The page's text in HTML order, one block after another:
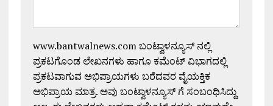
www.bantwalnews.com ಬಂಟ್ವಾಳನ್ಯೂಸ್ ನಲ್ಲಿ
ಪ್ರಕಟಗೊಂಡ ಲೇಖನಗಳು ಹಾಗೂ ಕಮೆಂಟ್ ವಿಭಾಗದಲ್ಲಿ
ಪ್ರಕಟವಾಗುವ ಅಭಿಪ್ರಾಯಗಳು ಬರೆದವರ ವೈಯಕ್ತಿಕ
ಅಭಿಪ್ರಾಯ ಮಾತ್ರ. ಅವು ಬಂಟ್ವಾಳನ್ಯೂಸ್ ಗೆ ಸಂಬಂಧಿಸಿದ್ದು